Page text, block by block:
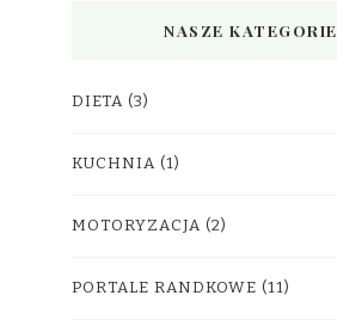
NASZE KATEGORIE
DIETA (3)
KUCHNIA (1)
MOTORYZACJA (2)
PORTALE RANDKOWE (11)